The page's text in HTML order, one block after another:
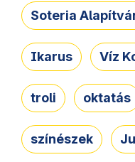
Soteria
Ikarus Víz
troli oktatás
színészek